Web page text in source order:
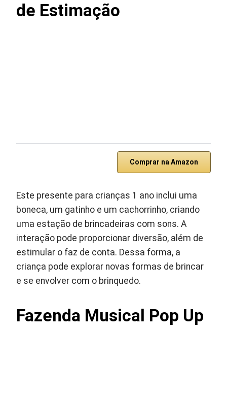
de Estimação
Comprar na Amazon
Este presente para crianças 1 ano inclui uma
boneca, um gatinho e um cachorrinho, criando
uma estação de brincadeiras com sons. A
interação pode proporcionar diversão, além de
estimular o faz de conta. Dessa forma, a
criança pode explorar novas formas de brincar
e se envolver com o brinquedo.
Fazenda Musical Pop Up